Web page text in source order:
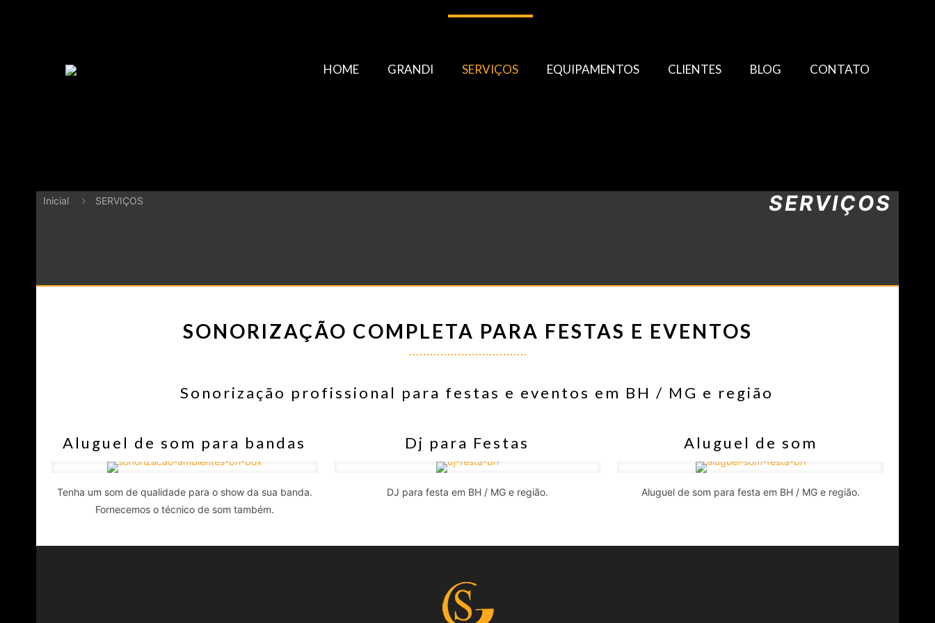
HOME GRANDI SERVIÇOS EQUIPAMENTOS CLIENTES BLOG CONTATO
SERVIÇOS
Inicial SERVIÇOS
SONORIZAÇÃO COMPLETA PARA FESTAS E EVENTOS
Sonorização profissional para festas e eventos em BH / MG e região
Aluguel de som para bandas
Tenha um som de qualidade para o show da sua banda.
Fornecemos o técnico de som também.
Dj para Festas
DJ para festa em BH / MG e região.
Aluguel de som
Aluguel de som para festa em BH / MG e região.